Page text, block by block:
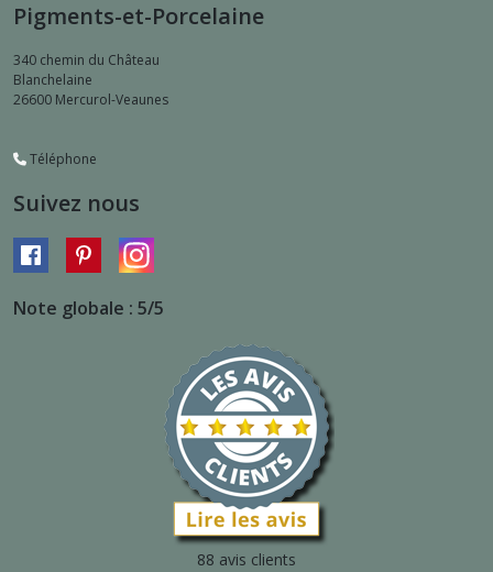
Pigments-et-Porcelaine
340 chemin du Château
Blanchelaine
26600 Mercurol-Veaunes
Téléphone
Suivez nous
Note globale : 5/5
88 avis clients